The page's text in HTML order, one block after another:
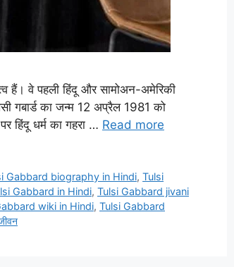
हैं। वे पहली हिंदू और सामोअन-अमेरिकी
गबार्ड का जन्म 12 अप्रैल 1981 को
हिंदू धर्म का गहरा … Read more
Gabbard biography in Hindi,Tulsi
Gabbard in Hindi, Tulsi Gabbard jivani
wiki in Hindi, Tulsi Gabbard